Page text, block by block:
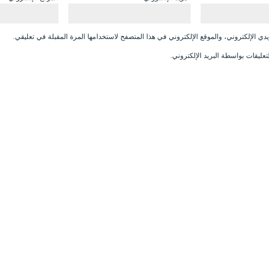
الإلكتروني، والموقع الإلكتروني في هذا المتصفح لاستخدامها المرة المقبلة في تعليقي.
بواسطة البريد الإلكتروني.